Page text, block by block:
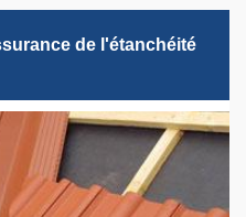
de l'étanchéité